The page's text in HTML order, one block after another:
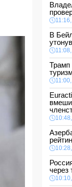
В
Трамп
через